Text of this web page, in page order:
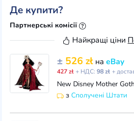
Де купити?
Партнерські комісії
Найкращі ціни
± 526 zł на eBay
427 zł + НДС: 98 zł +
з Сполучені Штати